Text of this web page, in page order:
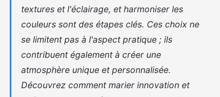
textures et l'éclairage, et harmoniser les
couleurs sont des étapes clés. Ces choix ne
se limitent pas à l'aspect pratique ; ils
contribuent également à créer une
atmosphère unique et personnalisée.
Découvrez comment marier innovation et